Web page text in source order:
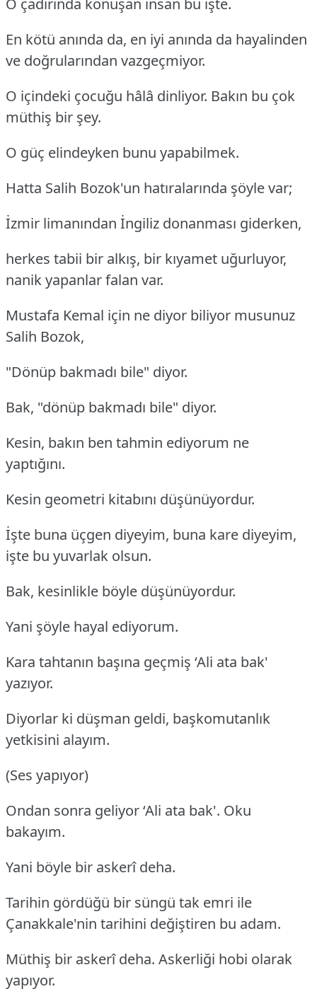
En kötü anında da, en iyi anında da hayalinden
ve doğrularından vazgeçmiyor.
O içindeki çocuğu hâlâ dinliyor. Bakın bu çok
müthiş bir şey.
O güç elindeyken bunu yapabilmek.
Hatta Salih Bozok'un hatıralarında şöyle var;
İzmir limanından İngiliz donanması giderken,
herkes tabii bir alkış, bir kıyamet uğurluyor,
nanik yapanlar falan var.
Mustafa Kemal için ne diyor biliyor musunuz
Salih Bozok,
"Dönüp bakmadı bile" diyor.
Bak, "dönüp bakmadı bile" diyor.
Kesin, bakın ben tahmin ediyorum ne
yaptığını.
Kesin geometri kitabını düşünüyordur.
İşte buna üçgen diyeyim, buna kare diyeyim,
işte bu yuvarlak olsun.
Bak, kesinlikle böyle düşünüyordur.
Yani şöyle hayal ediyorum.
Kara tahtanın başına geçmiş ‘Ali ata bak'
yazıyor.
Diyorlar ki düşman geldi, başkomutanlık
yetkisini alayım.
(Ses yapıyor)
Ondan sonra geliyor ‘Ali ata bak'. Oku
bakayım.
Yani böyle bir askerî deha.
Tarihin gördüğü bir süngü tak emri ile
Çanakkale'nin tarihini değiştiren bu adam.
Müthiş bir askerî deha. Askerliği hobi olarak
yapıyor.